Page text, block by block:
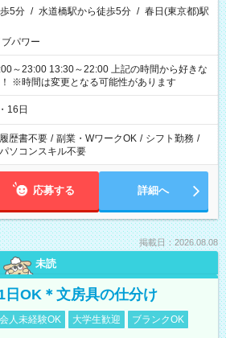
5分 / 水道橋駅から徒歩5分 / 春日(東京都)駅
パワー
13:30～22:00 上記の時間から好きな
※時間は変更となる可能性があります
16日
履歴書不要 / 副業・WワークOK / シフト勤務 /
パソコンスキル不要
応募する 詳細へ
掲載日：2026.08.08
未読
日OK＊文房具の仕分け
人未経験OK 大学生歓迎
ブランクOK